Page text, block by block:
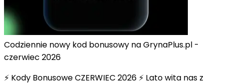
Codziennie nowy kod bonusowy na GrynaPlus.pl -
czerwiec 2026
⚡ Kody Bonusowe CZERWIEC 2026 ⚡ Lato wita nas z